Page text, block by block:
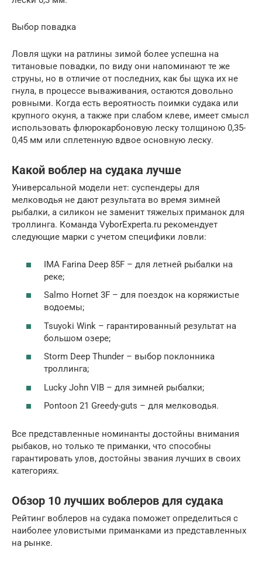
Выбор повадка
Ловля щуки на ратлины зимой более успешна на
титановые повадки, по виду они напоминают те же
струны, но в отличие от последних, как бы щука их не
гнула, в процессе вываживания, остаются довольно
ровными. Когда есть вероятность поимки судака или
крупного окуня, а также при слабом клеве, имеет смысл
использовать флюрокарбоновую леску толщиною 0,35-
0,45 мм или сплетенную вдвое основную леску.
Какой воблер на судака лучше
Универсальной модели нет: суспендеры для
мелководья не дают результата во время зимней
рыбалки, а силикон не заменит тяжелых приманок для
троллинга. Команда VyborExperta.ru рекомендует
следующие марки с учетом специфики ловли:
IMA Farina Deep 85F – для летней рыбалки на
реке;
Salmo Hornet 3F – для поездок на коряжистые
водоемы;
Tsuyoki Wink – гарантированный результат на
большом озере;
Storm Deep Thunder – выбор поклонника
троллинга;
Lucky John VIB – для зимней рыбалки;
Pontoon 21 Greedy-guts – для мелководья.
Все представленные номинанты достойны внимания
рыбаков, но только те приманки, что способны
гарантировать улов, достойны звания лучших в своих
категориях.
Обзор 10 лучших воблеров для судака
Рейтинг воблеров на судака поможет определиться с
наиболее уловистыми приманками из представленных
на рынке.